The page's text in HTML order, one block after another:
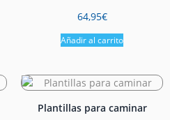
64,95€
Añadir al carrito
Plantillas para caminar